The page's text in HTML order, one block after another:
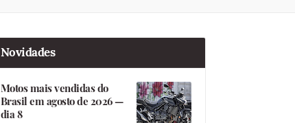
Novidades
Motos mais vendidas do
Brasil em agosto de 2026 —
dia 8